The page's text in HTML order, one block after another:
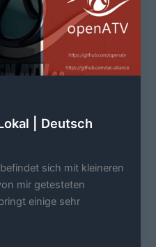
| Deutsch
sich mit kleineren
mir getesteten
einige sehr